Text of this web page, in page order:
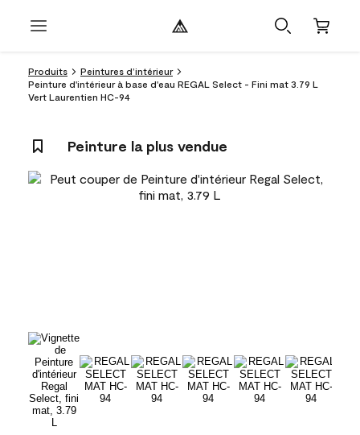
Produits
Peintures d’intérieur
Peinture d'intérieur à base d'eau REGAL Select - Fini mat 3.79 L
Vert Laurentien HC-94
Peinture la plus vendue